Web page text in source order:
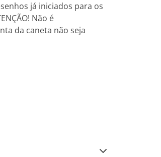
já iniciados para os
Não é
da caneta não seja